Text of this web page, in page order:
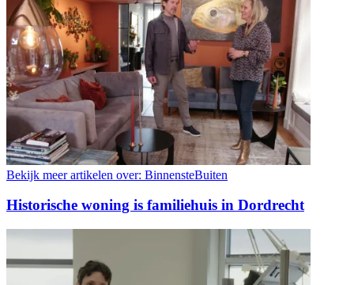
Bekijk meer artikelen over: BinnensteBuiten
Historische woning is familiehuis in Dordrecht